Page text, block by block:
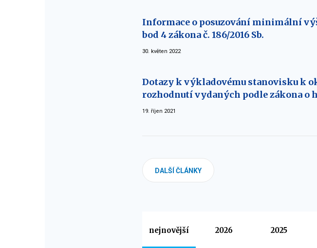
Informace o posuzování minimální
bod 4 zákona č. 186/2016 Sb.
30. květen 2022
Dotazy k výkladovému stanovisku k
rozhodnutí vydaných podle zákona o
19. říjen 2021
DALŠÍ ČLÁNKY
nejnovější 2026 2025